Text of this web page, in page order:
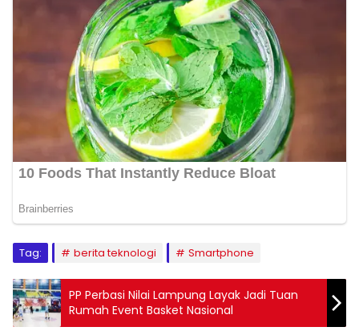
Tag: berita teknologi Smartphone
PP Perbasi Nilai Lampung Layak Jadi Tuan
Rumah Event Basket Nasional